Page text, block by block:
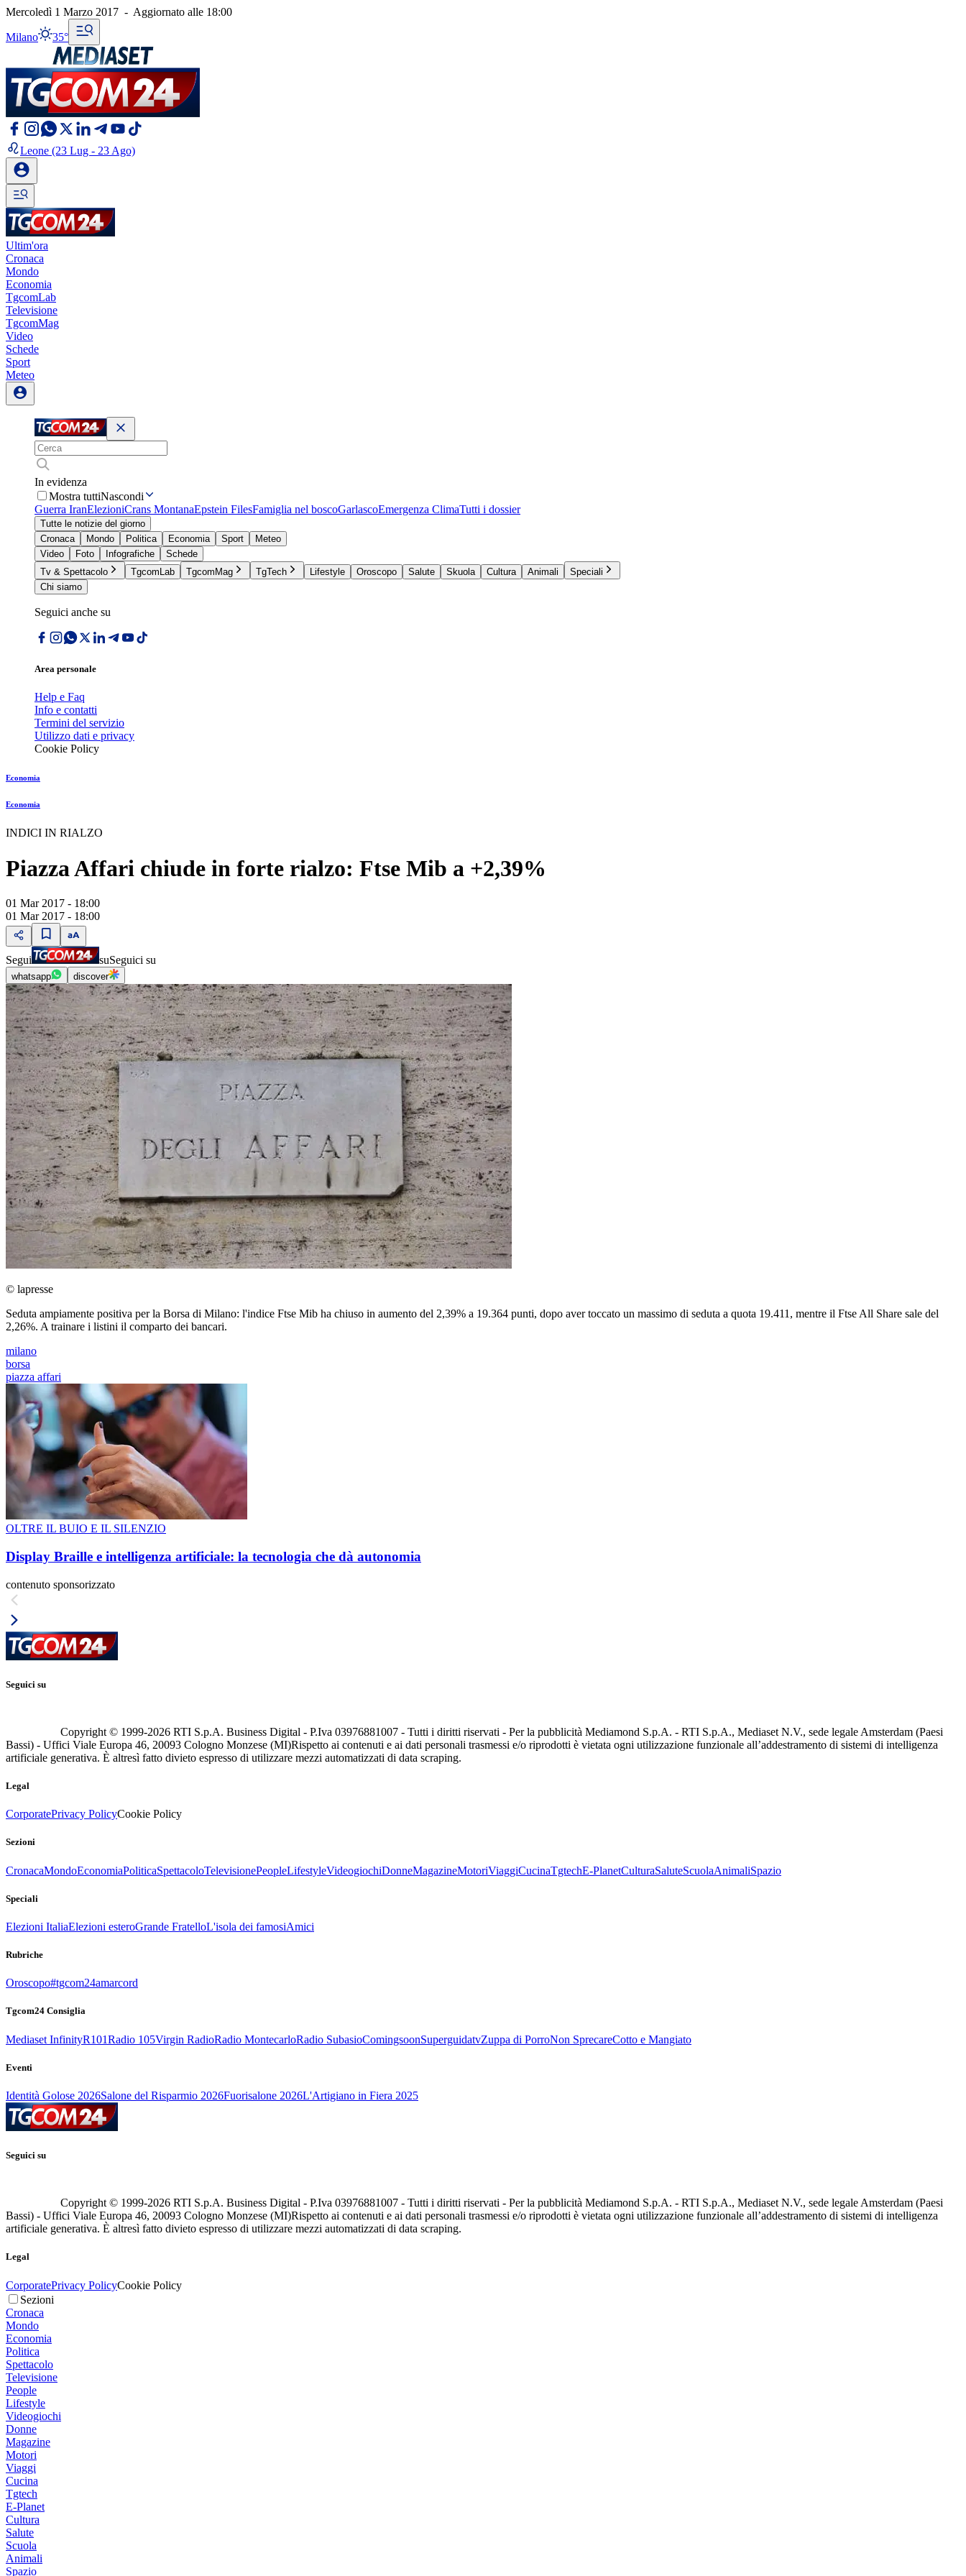
Mercoledì 1 Marzo 2017 - Aggiornato alle 18:00
Milano 35°
Leone (23 Lug - 23 Ago)
Ultim'ora
Cronaca
Mondo
Economia
TgcomLab
Televisione
TgcomMag
Video
Schede
Sport
Meteo
In evidenza
Mostra tuttiNascondi
Guerra IranElezioniCrans MontanaEpstein FilesFamiglia nel boscoGarlascoEmergenza ClimaTutti i dossier
Tutte le notizie del giorno
Cronaca
Mondo Politica Economia Sport
Meteo
Video
Foto Infografiche
Schede
Tv & Spettacolo
TgcomLab TgcomMag TgTech Lifestyle Oroscopo Salute Skuola Cultura Animali
Speciali
Chi siamo
Seguici anche su
Area personale
Help e Faq
Info e contatti
Termini del servizio
Utilizzo dati e privacy
Cookie Policy
Economia
Economia
INDICI IN RIALZO
Piazza Affari chiude in forte rialzo: Ftse Mib a +2,39%
01 Mar 2017 - 18:00
01 Mar 2017 - 18:00
Segui suSeguici su
whatsapp discover
© lapresse
Seduta ampiamente positiva per la Borsa di Milano: l'indice Ftse Mib ha chiuso in aumento del 2,39% a 19.364 punti, dopo aver toccato un massimo di seduta a quota 19.411, mentre il Ftse All Share sale del
2,26%. A trainare i listini il comparto dei bancari.
milano
borsa
piazza affari
OLTRE IL BUIO E IL SILENZIO
Display Braille e intelligenza artificiale: la tecnologia che dà autonomia
contenuto sponsorizzato
Seguici su
Copyright © 1999-2026 RTI S.p.A. Business Digital - P.Iva 03976881007 - Tutti i diritti riservati - Per la pubblicità Mediamond S.p.A. - RTI S.p.A., Mediaset N.V., sede legale Amsterdam (Paesi
Bassi) - Uffici Viale Europa 46, 20093 Cologno Monzese (MI)Rispetto ai contenuti e ai dati personali trasmessi e/o riprodotti è vietata ogni utilizzazione funzionale all’addestramento di sistemi di intelligenza
artificiale generativa. È altresì fatto divieto espresso di utilizzare mezzi automatizzati di data scraping.
Legal
CorporatePrivacy PolicyCookie Policy
Sezioni
CronacaMondoEconomiaPoliticaSpettacoloTelevisionePeopleLifestyleVideogiochiDonneMagazineMotoriViaggiCucinaTgtechE-PlanetCulturaSaluteScuolaAnimaliSpazio
Speciali
Elezioni ItaliaElezioni esteroGrande FratelloL'isola dei famosiAmici
Rubriche
Oroscopo#tgcom24amarcord
Tgcom24 Consiglia
Mediaset InfinityR101Radio 105Virgin RadioRadio MontecarloRadio SubasioComingsoonSuperguidatvZuppa di PorroNon SprecareCotto e Mangiato
Eventi
Identità Golose 2026Salone del Risparmio 2026Fuorisalone 2026L'Artigiano in Fiera 2025
Seguici su
Copyright © 1999-2026 RTI S.p.A. Business Digital - P.Iva 03976881007 - Tutti i diritti riservati - Per la pubblicità Mediamond S.p.A. - RTI S.p.A., Mediaset N.V., sede legale Amsterdam (Paesi
Bassi) - Uffici Viale Europa 46, 20093 Cologno Monzese (MI)Rispetto ai contenuti e ai dati personali trasmessi e/o riprodotti è vietata ogni utilizzazione funzionale all’addestramento di sistemi di intelligenza
artificiale generativa. È altresì fatto divieto espresso di utilizzare mezzi automatizzati di data scraping.
Legal
CorporatePrivacy PolicyCookie Policy
Sezioni
Cronaca
Mondo
Economia
Politica
Spettacolo
Televisione
People
Lifestyle
Videogiochi
Donne
Magazine
Motori
Viaggi
Cucina
Tgtech
E-Planet
Cultura
Salute
Scuola
Animali
Spazio